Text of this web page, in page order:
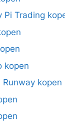
Pi Trading
kopen
kopen